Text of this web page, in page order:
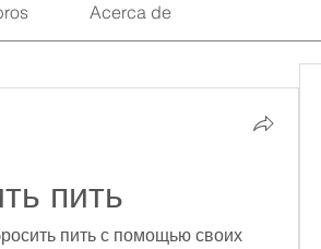
Acerca de
пить
пить с помощью своих